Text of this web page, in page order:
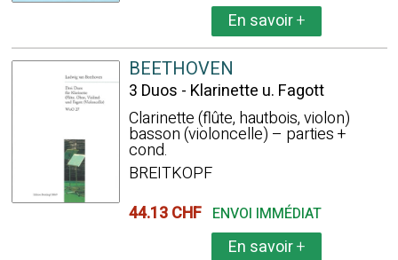
En savoir+
BEETHOVEN
3 Duos - Klarinette u. Fagott
Clarinette (flûte, hautbois, violon)
basson (violoncelle) – parties +
cond.
BREITKOPF
44.13 CHF ENVOI IMMÉDIAT
En savoir+